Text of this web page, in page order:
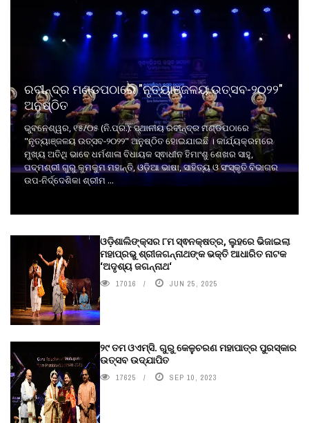
ରବୀନ୍ଦ୍ର ମଣ୍ଡପଠାରେ "ନୃତ୍ୟାଞ୍ଜଳୟ ଉତ୍ସବ-୨୦୨୨"
ଅନୁଷ୍ଠିତ
ଭୁବନେଶ୍ୱର, ୧୫/୦୫ (ନି.ପ୍ର.): ସ୍ଥାନୀୟ ରବୀନ୍ଦ୍ର ମଣ୍ଡପଠାରେ
"ନୃତ୍ୟାଞ୍ଜଳୟ ଉତ୍ସବ-୨୦୨୨" ଅନୁଷ୍ଠିତ ହୋଇଯାଇଛି । କାର୍ଯ୍ୟକ୍ରମରେ
ମୁଖ୍ୟ ଅତିଥି ଭାବେ ଧର୍ମଶାଳା ବିଧାୟକ ସ୍ଵାଧୀନ ହିମାଂଶୁ ଶେଖର ସାହୁ,
ପଦ୍ମଶ୍ରୀ ଗୁରୁ କୁମକୁମ ମହାନ୍ତି, ଓଡ଼ିଆ ଭାଷା, ସାହିତ୍ୟ ଓ ସଂସ୍କୃତି ବିଭାଗର
ଉପ-ନିର୍ଦ୍ଦେଶିକା ଶ୍ରୀମ ...
ଓଡ଼ିଶାଲିଙ୍କ୍ସର ୮ମ ସ୍ଵନକ୍ଷତ୍ର, ଲୁହରେ ଭିଜାଇଲା
ମହାପ୍ରଭୁ ଶ୍ରୀଜଗନ୍ନାଥଙ୍କ ଭକ୍ତି ଆଧାରିତ ନାଟକ
‘ଅଦୃଶ୍ୟ ଜଗନ୍ନାଥ‘
17016 JUN 25, 2025
୨୯ ତମ ଓଏମ୍‌ସି. ଗୁରୁ କେଳୁଚରଣ ମହାପାତ୍ର ପୁରସ୍କାର
ଉତ୍ସବ ଉଦ୍‍ଯାପିତ
17625 SEP 10, 2023